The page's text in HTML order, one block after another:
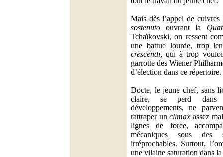
Mais dès l’appel de cuivres
sostenuto ouvrant la
Tchaïkovski, on ressent
une battue lourde, trop
crescendi, qui à trop
garrotte des Wiener
d’élection dans ce répertoire.
Docte, le jeune chef, sans
claire, se perd dans
développements, ne
rattraper unclimax assez
lignes de force,
mécaniques sous des
irréprochables. Surtout,
une vilaine saturation dans la